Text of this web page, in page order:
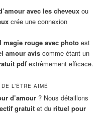
avec les cheveuxou
crée une connexion
magie rouge avec photoest
amour aviscomme étant un
pdfextrêmement efficace.
L’ÊTRE AIMÉ
d’amour ? Nous détaillons
gratuit et durituel pour